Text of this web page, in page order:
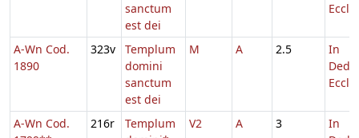
sanctum
est dei
Eccl.
A-Wn Cod.
1890
323v
Templum
domini
sanctum
est dei
M A 2.5
In
Eccl.
A-Wn Cod.
216r
Templum
V2 A 3
In